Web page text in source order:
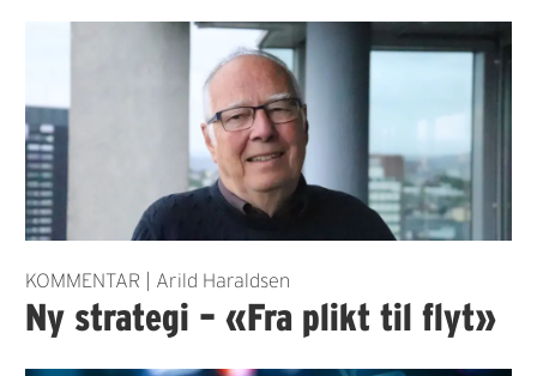
KOMMENTAR | Arild Haraldsen
Ny strategi – «Fra plikt til flyt»